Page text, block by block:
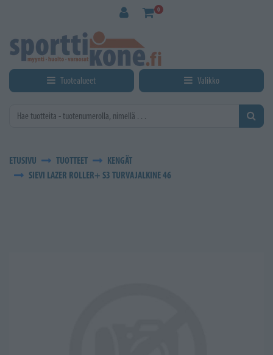
0
Tuotealueet Valikko
ETUSIVU TUOTTEET
KENGÄT
SIEVI LAZER ROLLER+ S3 TURVAJALKINE 46